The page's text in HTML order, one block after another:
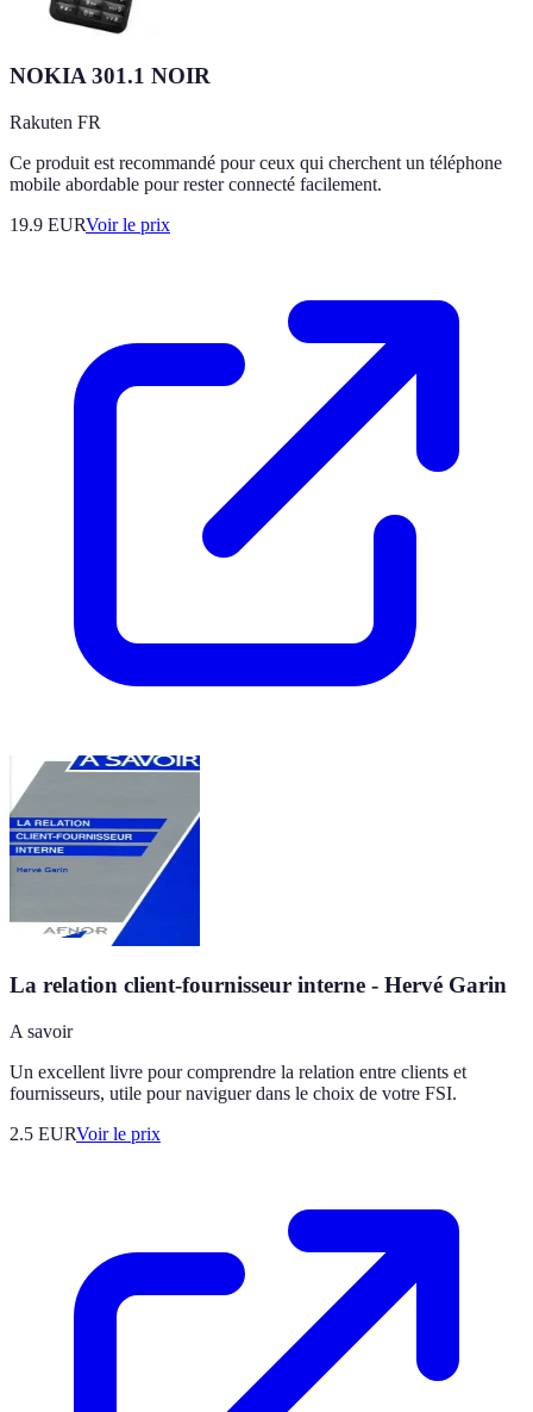
NOKIA 301.1 NOIR
Rakuten FR
Ce produit est recommandé pour ceux qui cherchent un téléphone
mobile abordable pour rester connecté facilement.
19.9 EURVoir le prix
La relation client-fournisseur interne - Hervé Garin
A savoir
Un excellent livre pour comprendre la relation entre clients et
fournisseurs, utile pour naviguer dans le choix de votre FSI.
2.5 EURVoir le prix